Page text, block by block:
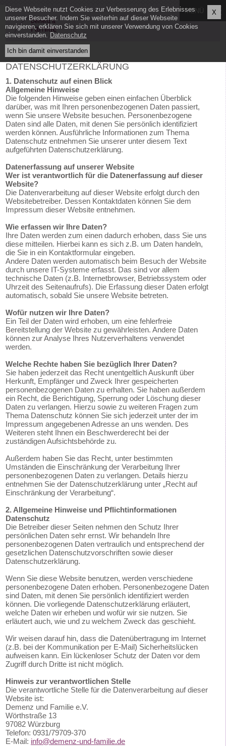
DATENSCHUTZERKLÄRUNG
1. Datenschutz auf einen Blick
Allgemeine Hinweise
Die folgenden Hinweise geben einen einfachen Überblick
darüber, was mit Ihren personenbezogenen Daten passiert,
wenn Sie unsere Website besuchen. Personenbezogene
Daten sind alle Daten, mit denen Sie persönlich identifiziert
werden können. Ausführliche Informationen zum Thema
Datenschutz entnehmen Sie unserer unter diesem Text
aufgeführten Datenschutzerklärung.
Datenerfassung auf unserer Website
Wer ist verantwortlich für die Datenerfassung auf dieser
Website?
Die Datenverarbeitung auf dieser Website erfolgt durch den
Websitebetreiber. Dessen Kontaktdaten können Sie dem
Impressum dieser Website entnehmen.
Wie erfassen wir Ihre Daten?
Ihre Daten werden zum einen dadurch erhoben, dass Sie uns
diese mitteilen. Hierbei kann es sich z.B. um Daten handeln,
die Sie in ein Kontaktformular eingeben.
Andere Daten werden automatisch beim Besuch der Website
durch unsere IT-Systeme erfasst. Das sind vor allem
technische Daten (z.B. Internetbrowser, Betriebssystem oder
Uhrzeit des Seitenaufrufs). Die Erfassung dieser Daten erfolgt
automatisch, sobald Sie unsere Website betreten.
Wofür nutzen wir Ihre Daten?
Ein Teil der Daten wird erhoben, um eine fehlerfreie
Bereitstellung der Website zu gewährleisten. Andere Daten
können zur Analyse Ihres Nutzerverhaltens verwendet
werden.
Welche Rechte haben Sie bezüglich Ihrer Daten?
Sie haben jederzeit das Recht unentgeltlich Auskunft über
Herkunft, Empfänger und Zweck Ihrer gespeicherten
personenbezogenen Daten zu erhalten. Sie haben außerdem
ein Recht, die Berichtigung, Sperrung oder Löschung dieser
Daten zu verlangen. Hierzu sowie zu weiteren Fragen zum
Thema Datenschutz können Sie sich jederzeit unter der im
Impressum angegebenen Adresse an uns wenden. Des
Weiteren steht Ihnen ein Beschwerderecht bei der
zuständigen Aufsichtsbehörde zu.
Außerdem haben Sie das Recht, unter bestimmten
Umständen die Einschränkung der Verarbeitung Ihrer
personenbezogenen Daten zu verlangen. Details hierzu
entnehmen Sie der Datenschutzerklärung unter „Recht auf
Einschränkung der Verarbeitung“.
2. Allgemeine Hinweise und Pflichtinformationen
Datenschutz
Die Betreiber dieser Seiten nehmen den Schutz Ihrer
persönlichen Daten sehr ernst. Wir behandeln Ihre
personenbezogenen Daten vertraulich und entsprechend der
gesetzlichen Datenschutzvorschriften sowie dieser
Datenschutzerklärung.
Wenn Sie diese Website benutzen, werden verschiedene
personenbezogene Daten erhoben. Personenbezogene Daten
sind Daten, mit denen Sie persönlich identifiziert werden
können. Die vorliegende Datenschutzerklärung erläutert,
welche Daten wir erheben und wofür wir sie nutzen. Sie
erläutert auch, wie und zu welchem Zweck das geschieht.
Wir weisen darauf hin, dass die Datenübertragung im Internet
(z.B. bei der Kommunikation per E-Mail) Sicherheitslücken
aufweisen kann. Ein lückenloser Schutz der Daten vor dem
Zugriff durch Dritte ist nicht möglich.
Hinweis zur verantwortlichen Stelle
Die verantwortliche Stelle für die Datenverarbeitung auf dieser
Website ist:
Demenz und Familie e.V.
Wörthstraße 13
97082 Würzburg
Telefon: 0931/79709-370
E-Mail: info@demenz-und-familie.de
X
Diese Webseite nutzt Cookies zur Verbesserung des Erlebnisses
unserer Besucher. Indem Sie weiterhin auf dieser Webseite
navigieren, erklären Sie sich mit unserer Verwendung von Cookies
einverstanden. Datenschutz